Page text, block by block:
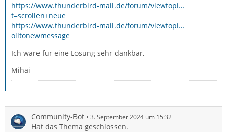
https://www.thunderbird-mail.de/forum/viewtopi…
t=scrollen+neue
https://www.thunderbird-mail.de/forum/viewtopi…
olltonewmessage
Ich wäre für eine Lösung sehr dankbar,
Mihai
Community-Bot 3. September 2024 um 15:32
Hat das Thema geschlossen.